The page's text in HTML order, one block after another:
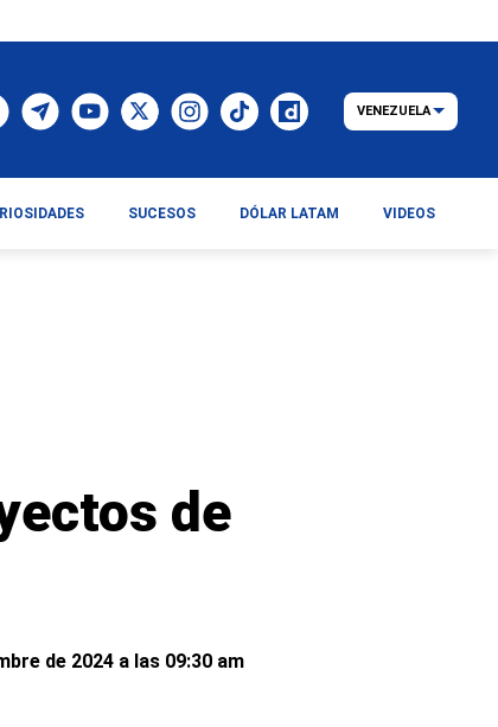
de
de 2024 a las 09:30 am
VENEZUELA
SUCESOS DÓLAR LATAM VIDEOS